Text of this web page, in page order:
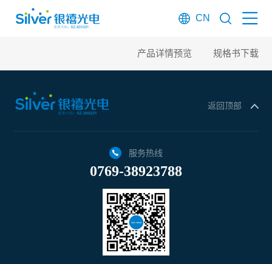
CN
产品详情预览 规格书下载
返回顶部
服务热线
0769-38923788